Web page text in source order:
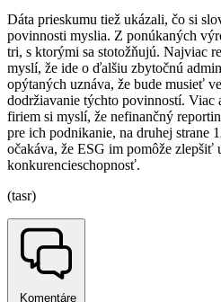
Dáta prieskumu tiež ukázali, čo si
povinnosti myslia. Z ponúkaných
tri, s ktorými sa stotožňujú. Najviac
myslí, že ide o ďalšiu zbytočnú
opýtaných uznáva, že bude musieť
dodržiavanie týchto povinností. Viac
firiem si myslí, že nefinančný
pre ich podnikanie, na druhej strane
očakáva, že ESG im pomôže
konkurencieschopnosť.
(tasr)
Komentáre